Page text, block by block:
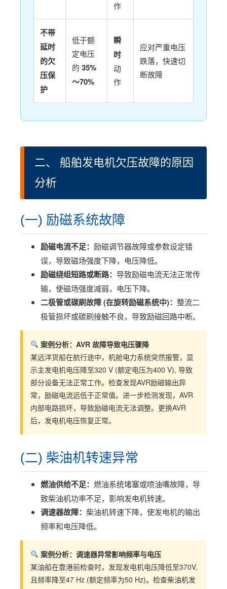
作
不带
延时
的欠
压保
护
低于额
定电压
的 35%
～70%
瞬
时
动
作
应对严重电压
跌落，快速切
断故障
二、 船舶发电机欠压故障的原因
分析
(一) 励磁系统故障
励磁电流不足： 励磁调节器故障或参数设定错
误，导致磁场强度下降，电压降低。
励磁绕组短路或断路： 导致励磁电流无法正常传
输，使磁场强度减弱，电压下降。
二极管或碳刷故障 (在旋转励磁系统中)： 整流二
极管损坏或碳刷接触不良，导致励磁回路中断。
案例分析：AVR 故障导致电压骤降
某远洋货船在航行途中，机舱电力系统突然报警，显
示主发电机电压降至320 V (额定电压为400 V), 导致
部分设备无法正常工作。检查发现AVR励磁输出异
常，励磁电流远低于正常值。进一步检测发现，AVR
内部电路损坏，导致励磁电流无法调整。更换AVR
后，发电机电压恢复正常。
(二) 柴油机转速异常
燃油供给不足： 燃油系统堵塞或喷油嘴故障，导
致柴油机功率不足，影响发电机转速。
调速器故障： 柴油机转速下降，使发电机的输出
频率和电压降低。
案例分析：调速器异常影响频率与电压
某油船在靠港前检查时，发现发电机电压降低至370V,
且频率降至47 Hz (额定频率为50 Hz)。检查柴油机发